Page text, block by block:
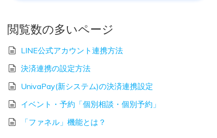
閲覧数の多いページ
LINE公式アカウント連携方法
決済連携の設定方法
UnivaPay(新システム)の決済連携設定
イベント・予約「個別相談・個別予約」
「ファネル」機能とは？